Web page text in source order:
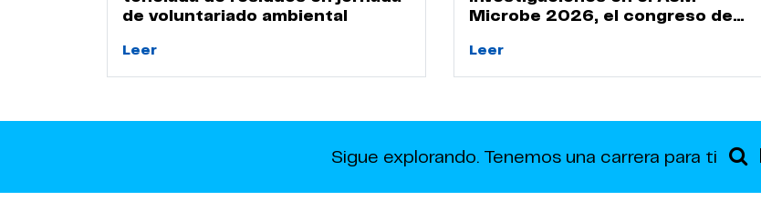
de voluntariado ambiental
Leer
Microbe 2026, el congreso de
del mundo
Leer
Sigue explorando. Tenemos una carrera para ti